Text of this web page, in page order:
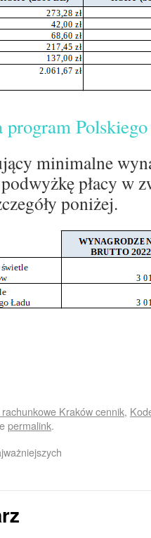
program
minimalne
płacy w
poniżej.
Kraków cennik,
permalink.